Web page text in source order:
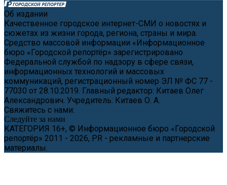
Об издании
Качественное городское интернет-СМИ о новостях и
сюжетах из жизни города, региона, страны и мира.
Средство массовой информации «Информационное
бюро «Городской репортёр» зарегистрировано
Федеральной службой по надзору в сфере связи,
информационных технологий и массовых
коммуникаций, регистрационный номер ЭЛ № ФС 77 -
77030 от 28.10.2019. Главный редактор: Китаев Олег
Александрович. Учредитель: Китаев О. А.
Свяжитесь с нами:
Следуйте за нами
КАТЕГОРИЯ 16+, © Информационное бюро «Городской
репортёр» 2011 - 2026, PR - рекламные и партнерские
материалы.